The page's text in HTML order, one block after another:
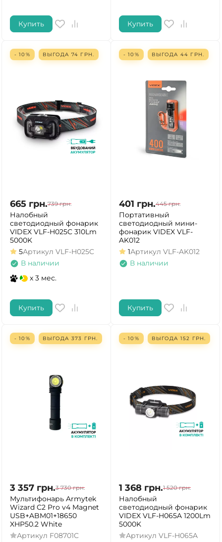
Купить Купить
- 10% ВЫГОДА 74 ГРН.
665 грн.739 грн.
Налобный
светодиодный фонарик
VIDEX VLF-H025C 310Lm
5000K
5Артикул VLF-H025C
В наличии
x 3 мес.
Купить
- 10% ВЫГОДА 44 ГРН.
401 грн.445 грн.
Портативный
светодиодный мини-
фонарик VIDEX VLF-
AK012
1Артикул VLF-AK012
В наличии
Купить
- 10% ВЫГОДА 373 ГРН.
3 357 грн.3 730 грн.
Мультифонарь Armytek
Wizard C2 Pro v4 Magnet
USB+ABM01+18650
XHP50.2 White
Артикул F08701C
- 10% ВЫГОДА 152 ГРН.
1 368 грн.1 520 грн.
Налобный
светодиодный фонарик
VIDEX VLF-H065A 1200Lm
5000K
Артикул VLF-H065A